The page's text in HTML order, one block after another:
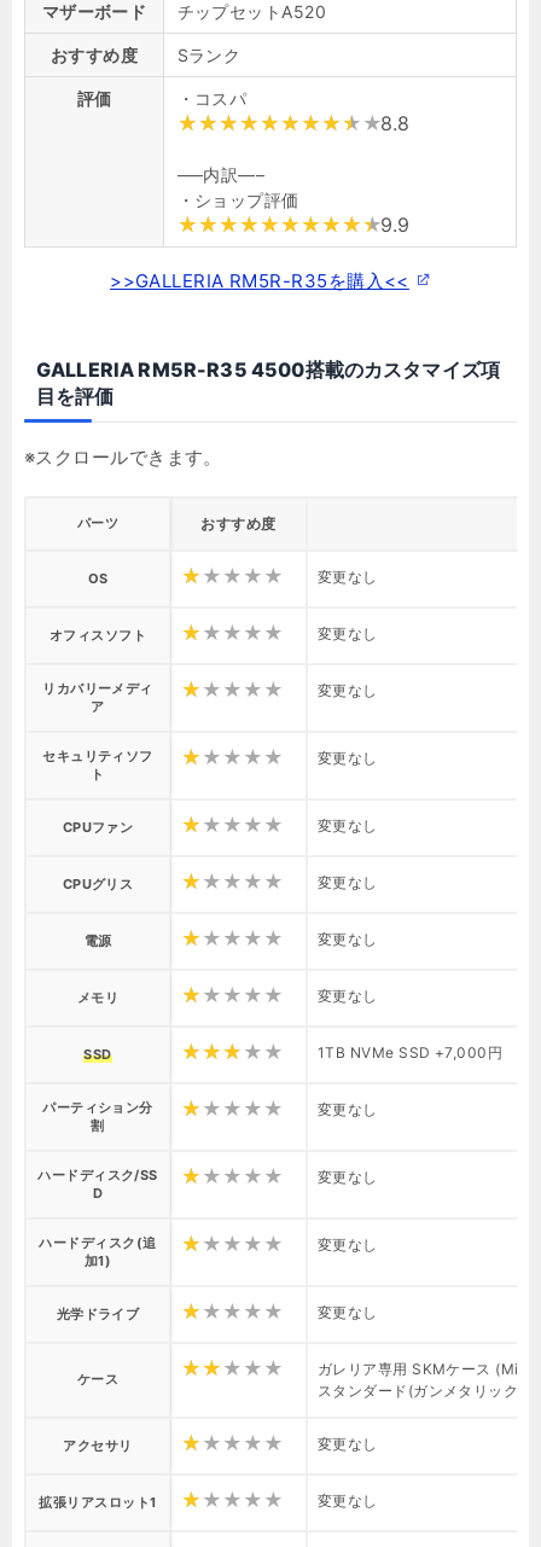
マザーボード チップセットA520
おすすめ度 Sランク
評価 ・コスパ
8.8
—–内訳—–
・ショップ評価
9.9
>>GALLERIA RM5R-R35を購入<<
GALLERIA RM5R-R35 4500搭載のカスタマイズ項
目を評価
パーツ おすすめ度
OS 変更なし
オフィスソフト 変更なし
リカバリーメディ
ア
変更なし
セキュリティソフ
ト
変更なし
CPUファン 変更なし
CPUグリス 変更なし
電源 変更なし
メモリ 変更なし
SSD 1TB NVMe SSD +7,000円
パーティション分
割
変更なし
ハードディスク/SS
D
変更なし
ハードディスク(追
加1)
変更なし
光学ドライブ 変更なし
ケース
ガレリア専用 SKMケース
スタンダード(ガンメタリック
アクセサリ 変更なし
拡張リアスロット1 変更なし